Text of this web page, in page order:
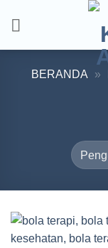
BERANDA »